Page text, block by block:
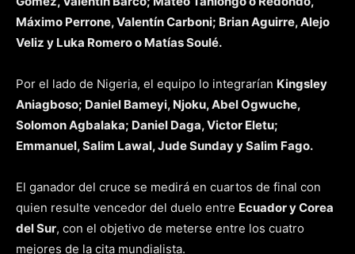
Máximo Perrone, Valentín Carboni; Brian Aguirre, Alejo
Veliz y Luka Romero o Matías Soulé.
Por el lado de Nigeria, el equipo lo integrarían Kingsley
Aniagboso; Daniel Bameyi, Njoku, Abel Ogwuche,
Solomon Agbalaka; Daniel Daga, Victor Eletu;
Emmanuel, Salim Lawal, Jude Sunday y Salim Fago.
El ganador del cruce se medirá en cuartos de final con
quien resulte vencedor del duelo entre Ecuador y Corea
del Sur, con el objetivo de meterse entre los cuatro
mejores de la cita mundialista.